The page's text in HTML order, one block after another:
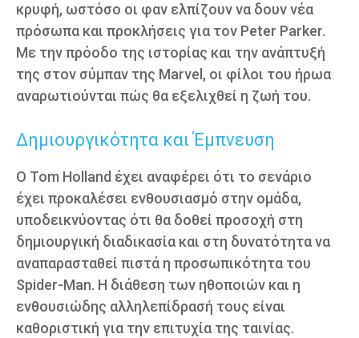
κρυφή, ωστόσο οι φαν ελπίζουν να δουν νέα
πρόσωπα και προκλήσεις για τον Peter Parker.
Με την πρόοδο της ιστορίας και την ανάπτυξή
της στον σύμπαν της Marvel, οι φίλοι του ήρωα
αναρωτιούνται πώς θα εξελιχθεί η ζωή του.
Δημιουργικότητα και Έμπνευση
Ο Tom Holland έχει αναφέρει ότι το σενάριο
έχει προκαλέσει ενθουσιασμό στην ομάδα,
υποδεικνύοντας ότι θα δοθεί προσοχή στη
δημιουργική διαδικασία και στη δυνατότητα να
αναπαρασταθεί πιστά η προσωπικότητα του
Spider-Man. Η διάθεση των ηθοποιών και η
ενθουσιώδης αλληλεπίδρασή τους είναι
καθοριστική για την επιτυχία της ταινίας.